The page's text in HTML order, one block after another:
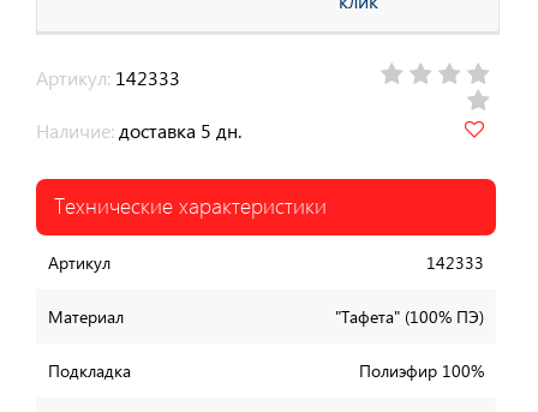
Артикул: 142333
Наличие: доставка 5 дн.
Технические характеристики
Артикул 142333
Материал "Тафета" (100% ПЭ)
Подкладка Полиэфир 100%